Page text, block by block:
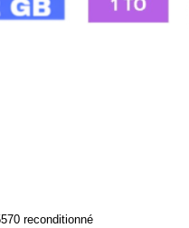
reconditionné